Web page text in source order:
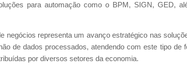
para automação como o BPM, SIGN, GED,
negócios representa um avanço estratégico nas
de dados processados, atendendo com este tipo
por diversos setores da economia.